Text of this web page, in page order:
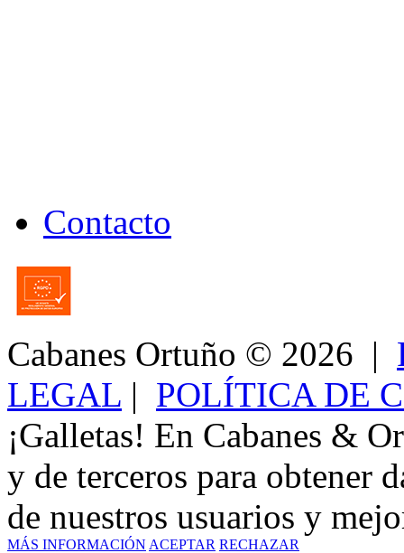
Contacto
Cabanes Ortuño © 2026 |
LEGAL | POLÍTICA DE
¡Galletas! En Cabanes &
y de terceros para obtener
de nuestros usuarios y
MÁS INFORMACIÓN ACEPTAR RECHAZAR